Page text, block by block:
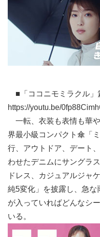
■「ココニモミラクル」
https://youtu.be/
一転、衣装も表情も華
界最小級コンパクト傘「
行、アウトドア、デート
わせたデニムにサングラ
ドレス、カジュアルジャ
純5変化」を披露し、急
が入っていればどんなシ
いる。